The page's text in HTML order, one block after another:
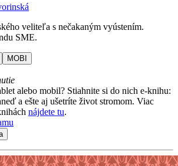
veliteľa s nečakaným vyústením.
SME.
MOBI
alebo mobil? Stiahnite si do nich e-knihu:
a ešte aj ušetríte život stromom. Viac
nájdete tu.